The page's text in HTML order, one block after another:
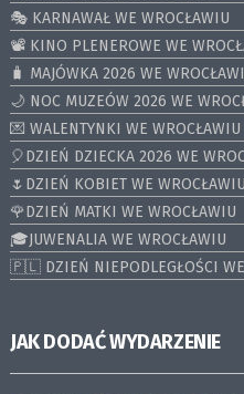
🎭 KARNAWAŁ WE WROCŁAWIU
📽️ KINO PLENEROWE WE
🧳 MAJÓWKA 2026 WE
🌙 NOC MUZEÓW 2026 WE
💌 WALENTYNKI WE WROCŁAWIU
🎈DZIEŃ DZIECKA 2026 WE
🌷DZIEŃ KOBIET WE WROCŁAWIU
🌹DZIEŃ MATKI WE WROCŁAWIU
🎓JUWENALIA WE WROCŁAWIU
🇵🇱 DZIEŃ NIEPODLEGŁOŚCI WE
JAK DODAĆ WYDARZENIE